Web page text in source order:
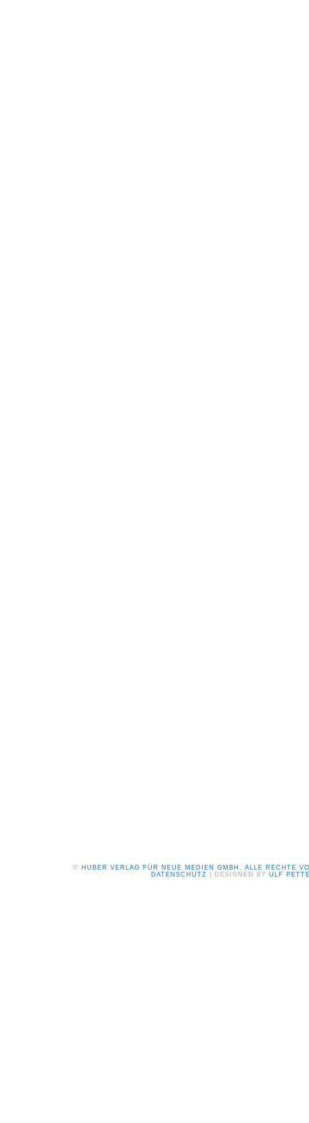
© HUBER VERLAG FÜR NEUE MEDIEN GMBH. ALLE RECHTE
DATENSCHUTZ | DESIGNED BY ULF